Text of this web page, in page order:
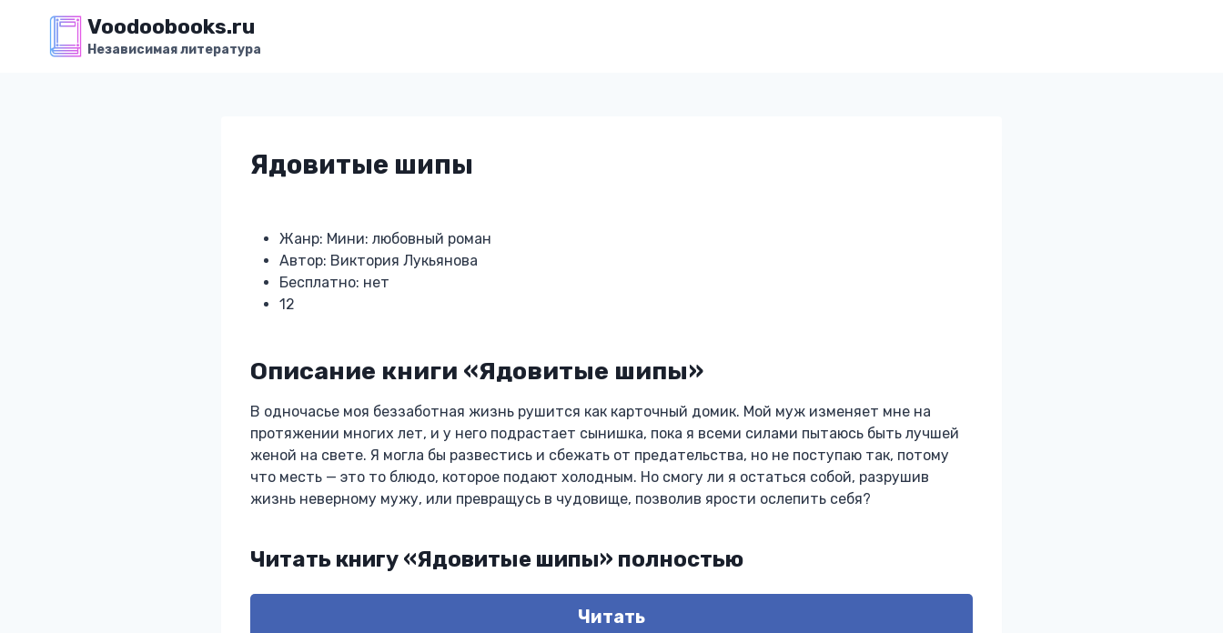
содержимому
Voodoobooks.ru
Независимая литература
Ядовитые шипы
Жанр: Мини: любовный роман
Автор: Виктория Лукьянова
Бесплатно: нет
12
Описание книги «Ядовитые шипы»
В одночасье моя беззаботная жизнь рушится как карточный домик. Мой муж изменяет мне на
протяжении многих лет, и у него подрастает сынишка, пока я всеми силами пытаюсь быть лучшей
женой на свете. Я могла бы развестись и сбежать от предательства, но не поступаю так, потому
что месть — это то блюдо, которое подают холодным. Но смогу ли я остаться собой, разрушив
жизнь неверному мужу, или превращусь в чудовище, позволив ярости ослепить себя?
Читать книгу «Ядовитые шипы» полностью
Читать